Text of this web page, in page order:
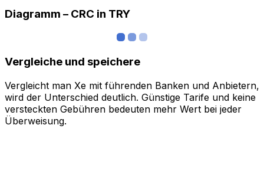
Diagramm – CRC in TRY
Vergleiche und speichere
Vergleicht man Xe mit führenden Banken und Anbietern,
wird der Unterschied deutlich. Günstige Tarife und keine
versteckten Gebühren bedeuten mehr Wert bei jeder
Überweisung.